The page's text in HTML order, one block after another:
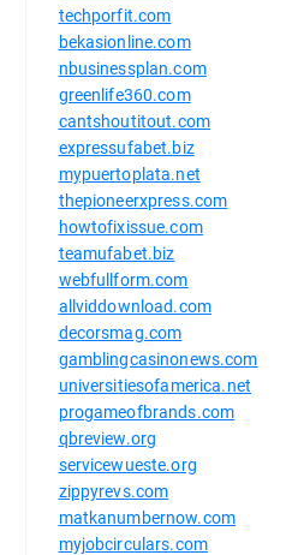
techporfit.com
bekasionline.com
nbusinessplan.com
greenlife360.com
cantshoutitout.com
expressufabet.biz
mypuertoplata.net
thepioneerxpress.com
howtofixissue.com
teamufabet.biz
webfullform.com
allviddownload.com
decorsmag.com
gamblingcasinonews.com
universitiesofamerica.net
progameofbrands.com
qbreview.org
servicewueste.org
zippyrevs.com
matkanumbernow.com
myjobcirculars.com